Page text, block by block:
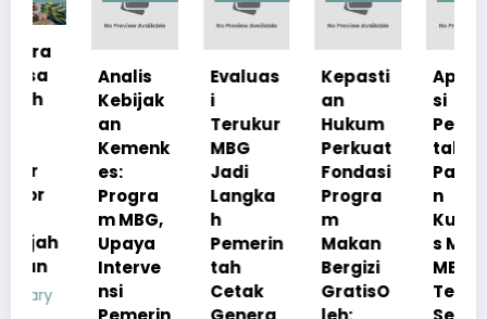
Analis
Kebijak
Kemenk
Progra
m MBG,
Upaya
Interve
nsi
Evaluas
i
Terukur
MBG
Langka
h
Pemerin
tah
Kepasti
Hukum
Perkuat
Fondasi
Progra
Makan
Bergizi
GratisO
Apresia
Pemerin
tah
Pastika
n
Kualita
s Menu
MBG
Tetap